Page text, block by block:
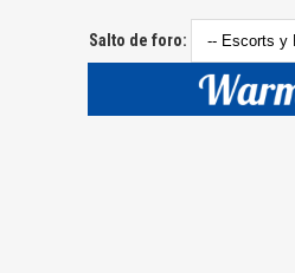
Salto de foro: